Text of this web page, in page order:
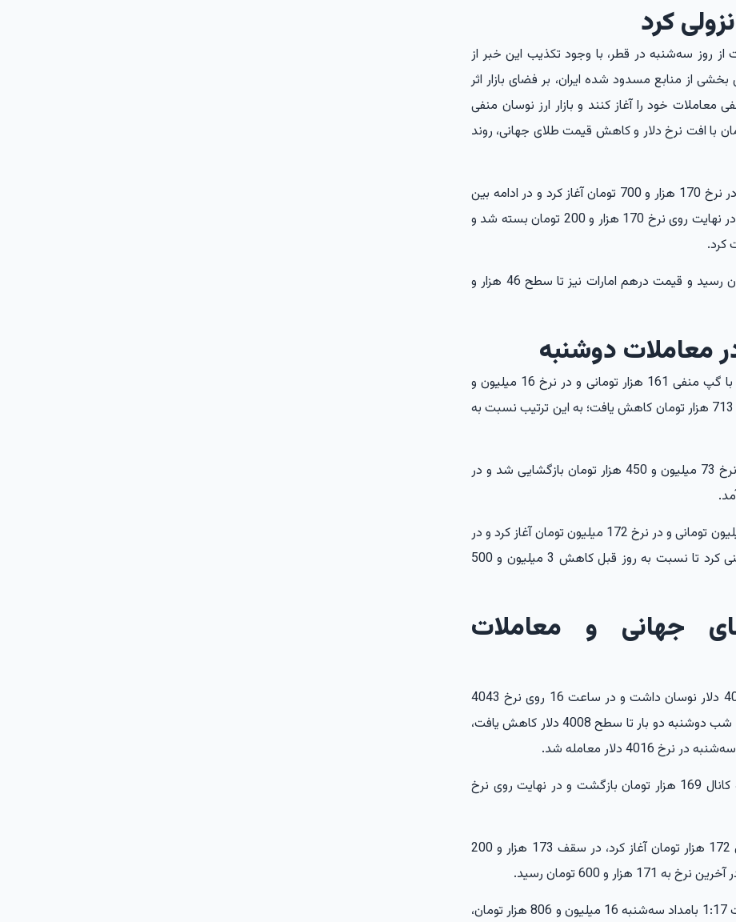
کرد
از روز سه‌شنبه در قطر، با وجود تکذیب این خبر از
از منابع مسدود شده ایران، بر فضای بازار اثر
خود را آغاز کنند و بازار ارز نوسان منفی
با افت نرخ دلار و کاهش قیمت طلای جهانی، روند
قیمت دلار معاملات را با گپ منفی 970 تومانی و در نرخ 170 هزار و 700 تومان آغاز کرد و در ادامه بین
این کانال و 169 هزار تومان در نوسان بود. این ارز در نهایت روی نرخ 170 هزار و 200 تومان بسته شد و
قیمت یورو نیز با کاهش به 193 هزار و 910 تومان رسید و قیمت درهم امارات نیز تا سطح 46 هزار و
معاملات دوشنبه
هر گرم طلای 18 عیار نیز معاملات روز دوشنبه را با گپ منفی 161 هزار تومانی و در نرخ 16 میلیون و
956 هزار تومان آغاز کرد و در ادامه تا 16 میلیون و 713 هزار تومان کاهش یافت؛ به این ترتیب نسبت به
طلای آبشده نیز با گپ منفی 700 هزار تومانی در نرخ 73 میلیون و 450 هزار تومان بازگشایی شد و در
سکه امامی نیز معاملات خود را با گپ منفی یک میلیون تومانی و در نرخ 172 میلیون تومان آغاز کرد و در
ادامه تا 169 میلیون و 500 هزار تومان عقب‌نشینی کرد تا نسبت به روز قبل کاهش 3 میلیون و 500
جهانی و معاملات
طلای جهانی روز دوشنبه در محدوده 4029 تا 4064 دلار نوسان داشت و در ساعت 16 روی نرخ 4043
دلار قرار گرفت. این فلز گران‌بها در معاملات عصر و شب دوشنبه دو بار تا سطح 4008 دلار کاهش یافت،
دلار معامله شد.
در معاملات پشت‌خطی نیز قیمت دلار بار دیگر به کانال 169 هزار تومان بازگشت و در نهایت روی نرخ
دلار فردایی هرات نیز معاملات خود را از کف کانال 172 هزار تومان آغاز کرد، در سقف 173 هزار و 200
قیمت طلای 18 عیار در معاملات پشت‌خطی ساعت 1:17 بامداد سه‌شنبه 16 میلیون و 806 هزار تومان،